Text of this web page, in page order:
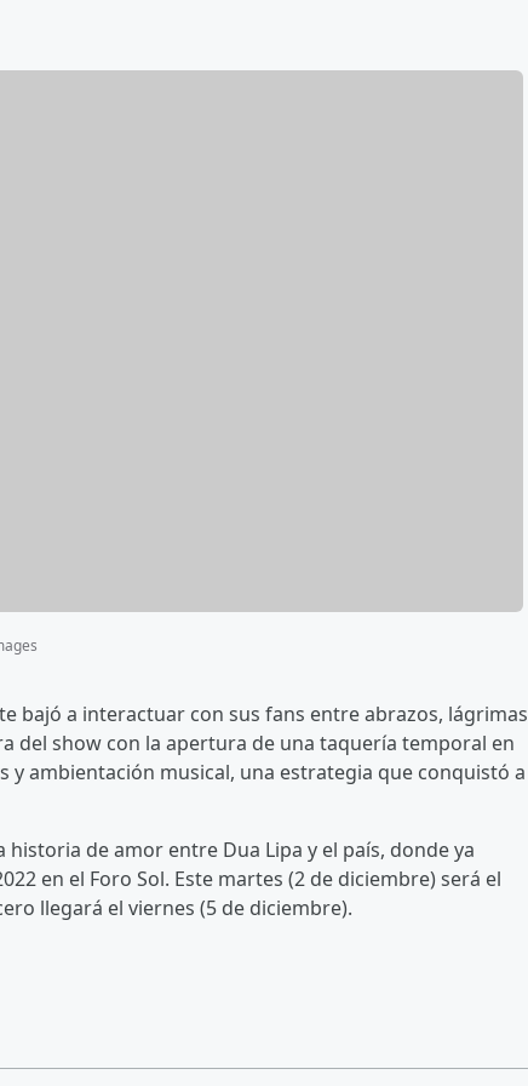
bajó a interactuar con sus fans entre abrazos, lágrimas
del show con la apertura de una taquería temporal en
y ambientación musical, una estrategia que conquistó a
de amor entre Dua Lipa y el país, donde ya
en el Foro Sol. Este martes (2 de diciembre) será el
llegará el viernes (5 de diciembre).